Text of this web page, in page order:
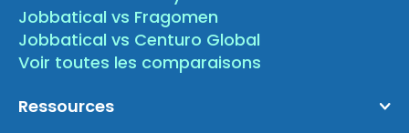
Jobbatical vs Fragomen
Jobbatical vs Centuro Global
Voir toutes les comparaisons
Ressources